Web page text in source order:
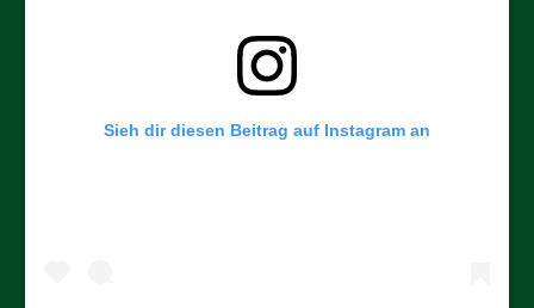
Sieh dir diesen Beitrag auf Instagram an